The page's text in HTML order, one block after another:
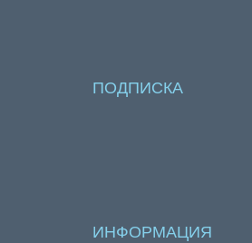
ПОДПИСКА
ИНФОРМАЦИЯ